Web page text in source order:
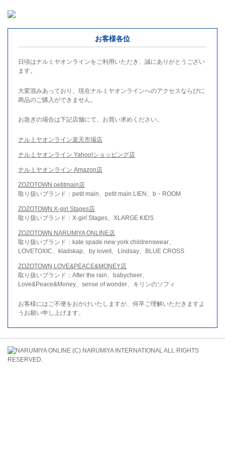
お客様各位
日頃はナルミヤオンラインをご利用いただき、誠にありがとうござい
ます。
大変混みあっており、現在ナルミヤオンラインへのアクセスならびに
商品のご購入ができません。
お急ぎの場合は下記店舗にて、お買い求めください。
ナルミヤオンライン楽天市場店
ナルミヤオンライン Yahoo!ショッピング店
ナルミヤオンライン Amazon店
ZOZOTOWN petitmain店
取り扱いブランド：petit main、petit main LIEN、b・ROOM
ZOZOTOWN X-girl Stages店
取り扱いブランド：X-girl Stages、XLARGE KIDS
ZOZOTOWN NARUMIYA ONLINE店
取り扱いブランド：kate spade new york childrenswear、
LOVETOXIC、kladskap、by loveit、Lindsay、BLUE CROSS
ZOZOTOWN LOVE&PEACE&MONEY店
取り扱いブランド：After the rain、babycheer、
Love&Peace&Money、sense of wonder、キリンのソフィ
お客様にはご不便をおかけいたしますが、何卒ご理解いただきますよ
うお願い申し上げます。